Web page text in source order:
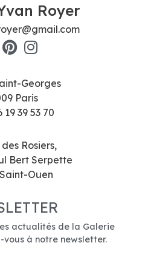
Royer
Georges
Paris
19 39 53 70
Rosiers,
Bert Serpette
Ouen
actualités de la Galerie
vous à notre newsletter.